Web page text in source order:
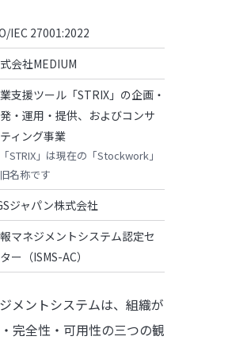
IEC 27001:2022
会社MEDIUM
支援ツール「STRIX」の企画・
・運用・提供、およびコンサ
ィング事業
STRIX」は現在の「Stockwork」
名称です
ジャパン株式会社
マネジメントシステム認定セ
ー（ISMS-AC）
メントシステムは、組織が
完全性・可用性の三つの観